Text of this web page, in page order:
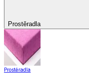
Prostěradla
Prostěradla